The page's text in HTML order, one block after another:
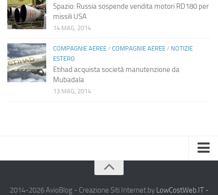
Spazio: Russia sospende vendita motori RD180 per
missili USA
14 MAG, 2014
COMPAGNIE AEREE / COMPAGNIE AEREE / NOTIZIE
ESTERO
Etihad acquista società manutenzione da
Mubadala
13 MAG, 2014
Chi Siamo
2014-2026 AvioBlog - Creazione Siti Internet by LowCostWeb.IT -